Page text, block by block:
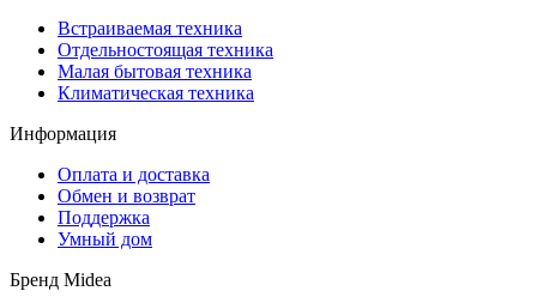
Встраиваемая техника
Отдельностоящая техника
Малая бытовая техника
Климатическая техника
Информация
Оплата и доставка
Обмен и возврат
Поддержка
Умный дом
Бренд Midea